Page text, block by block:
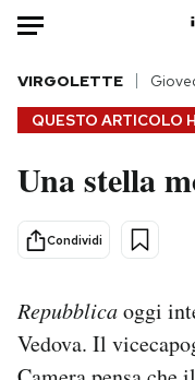
HOME
Italia
Politica
Internet
Scienza
Cultura
QUESTO ARTICOLO
VIRGOLETTE
Una stella
Condividi
Repubblicaoggi
Vedova. Il